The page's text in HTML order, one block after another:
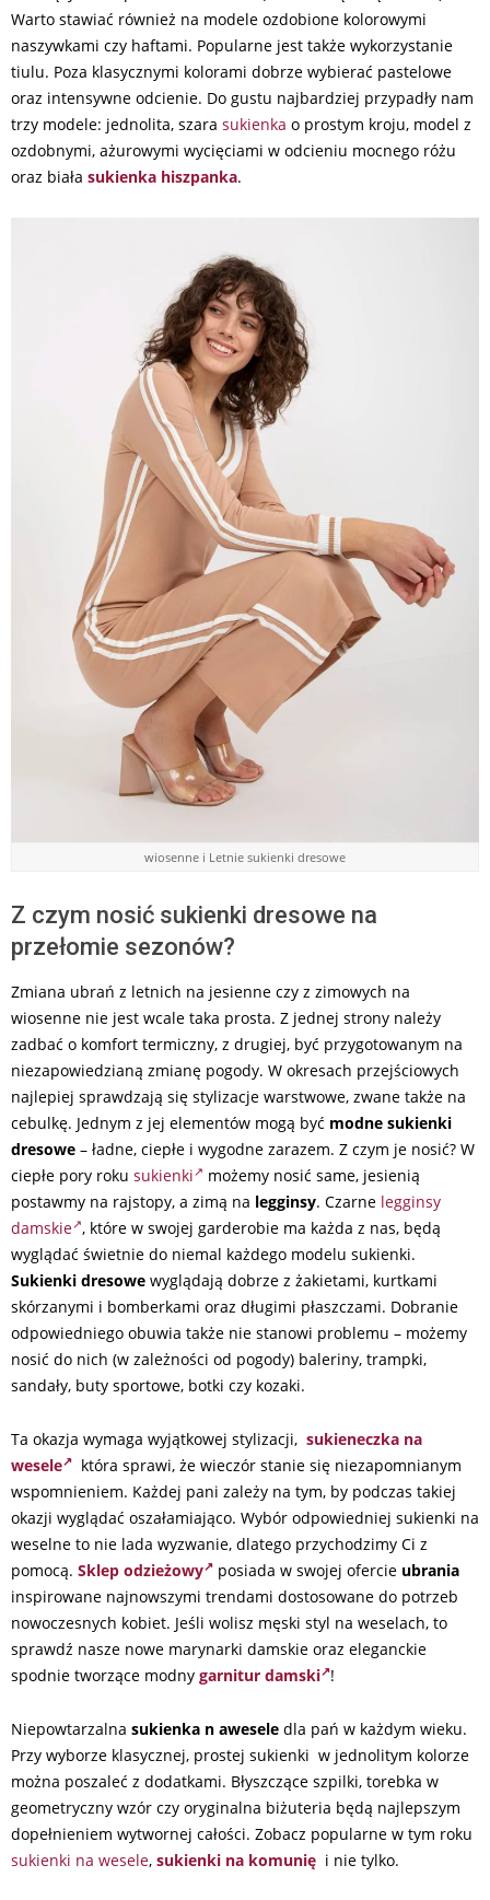
Warto stawiać również na modele ozdobione kolorowymi
naszywkami czy haftami. Popularne jest także wykorzystanie
tiulu. Poza klasycznymi kolorami dobrze wybierać pastelowe
oraz intensywne odcienie. Do gustu najbardziej przypadły nam
trzy modele: jednolita, szara sukienka o prostym kroju, model z
ozdobnymi, ażurowymi wycięciami w odcieniu mocnego różu
oraz biała sukienka hiszpanka.
wiosenne i Letnie sukienki dresowe
Z czym nosić sukienki dresowe na
przełomie sezonów?
Zmiana ubrań z letnich na jesienne czy z zimowych na
wiosenne nie jest wcale taka prosta. Z jednej strony należy
zadbać o komfort termiczny, z drugiej, być przygotowanym na
niezapowiedzianą zmianę pogody. W okresach przejściowych
najlepiej sprawdzają się stylizacje warstwowe, zwane także na
cebulkę. Jednym z jej elementów mogą być modne sukienki
dresowe – ładne, ciepłe i wygodne zarazem. Z czym je nosić? W
ciepłe pory roku sukienki
możemy nosić same, jesienią
postawmy na rajstopy, a zimą na legginsy. Czarne legginsy
damskie , które w swojej garderobie ma każda z nas, będą
wyglądać świetnie do niemal każdego modelu sukienki.
Sukienki dresowe wyglądają dobrze z żakietami, kurtkami
skórzanymi i bomberkami oraz długimi płaszczami. Dobranie
odpowiedniego obuwia także nie stanowi problemu – możemy
nosić do nich (w zależności od pogody) baleriny, trampki,
sandały, buty sportowe, botki czy kozaki.
Ta okazja wymaga wyjątkowej stylizacji, sukieneczka na
wesele
która sprawi, że wieczór stanie się niezapomnianym
wspomnieniem. Każdej pani zależy na tym, by podczas takiej
okazji wyglądać oszałamiająco. Wybór odpowiedniej sukienki na
weselne to nie lada wyzwanie, dlatego przychodzimy Ci z
pomocą. Sklep odzieżowy posiada w swojej ofercie ubrania
inspirowane najnowszymi trendami dostosowane do potrzeb
nowoczesnych kobiet. Jeśli wolisz męski styl na weselach, to
sprawdź nasze nowe marynarki damskie oraz eleganckie
spodnie tworzące modny garnitur damski !
Niepowtarzalna sukienka n awesele dla pań w każdym wieku.
Przy wyborze klasycznej, prostej sukienki w jednolitym kolorze
można poszaleć z dodatkami. Błyszczące szpilki, torebka w
geometryczny wzór czy oryginalna biżuteria będą najlepszym
dopełnieniem wytwornej całości. Zobacz popularne w tym roku
sukienki na wesele, sukienki na komunię i nie tylko.